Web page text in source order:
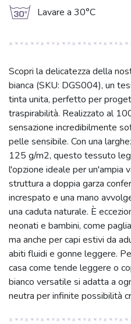
g Lavare a 30°C
Scopri la delicatezza della
bianca (SKU: DGS004), un
tinta unita, perfetto per
traspirabilità. Realizzato al
sensazione incredibilmente
pelle sensibile. Con una
125 g/m2, questo tessuto
l'opzione ideale per un'ampia
struttura a doppia garza
increspato e una mano
una caduta naturale. È
neonati e bambini, come
ma anche per capi estivi da
abiti fluidi e gonne leggere.
casa come tende leggere o
bianco versatile si adatta a
neutra per infinite possibilità